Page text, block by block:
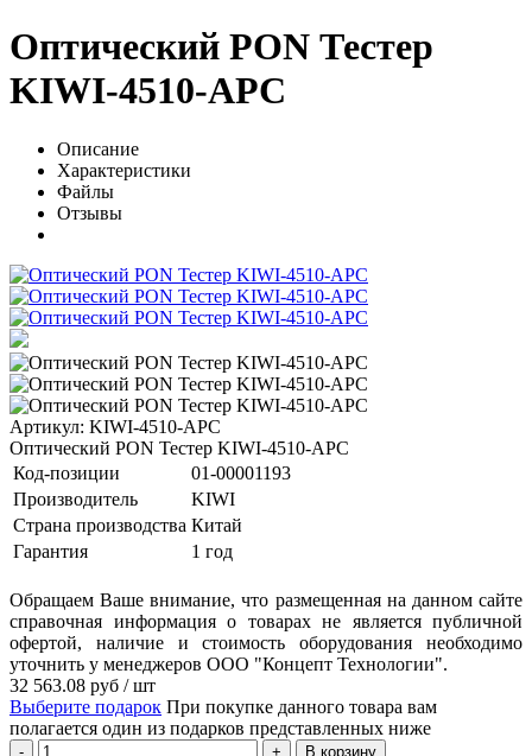
Оптический PON Тестер
KIWI-4510-APC
Описание
Характеристики
Файлы
Отзывы
Артикул: KIWI-4510-APC
Оптический PON Тестер KIWI-4510-APC
Код-позиции
01-00001193
Производитель
KIWI
Страна производства Китай
Гарантия
1 год
Обращаем Ваше внимание, что размещенная на данном сайте
справочная информация о товарах не является публичной
офертой, наличие и стоимость оборудования необходимо
уточнить у менеджеров ООО "Концепт Технологии".
32 563.08 руб / шт
Выберите подарок При покупке данного товара вам
полагается один из подарков представленных ниже
В корзину